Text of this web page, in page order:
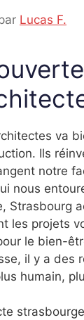
Lucas F.
va
Ils
notre
nous
Strasbourg
les projets
le bien-
il y a des
humain,